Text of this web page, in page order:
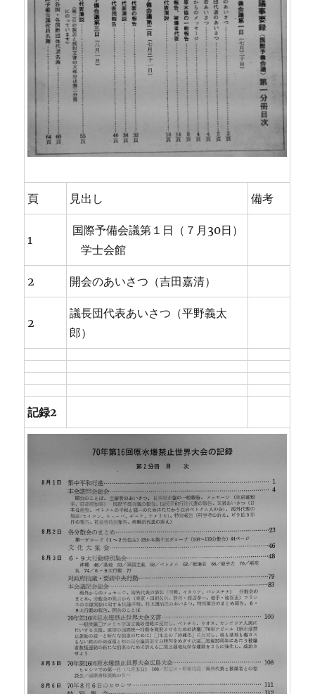
頁 見出し 備考
1
国際予備会議第１日（７月30日）
学士会館
2 開会のあいさつ（吉田嘉清）
2
議長団代表あいさつ（平野義太
郎）
記録2